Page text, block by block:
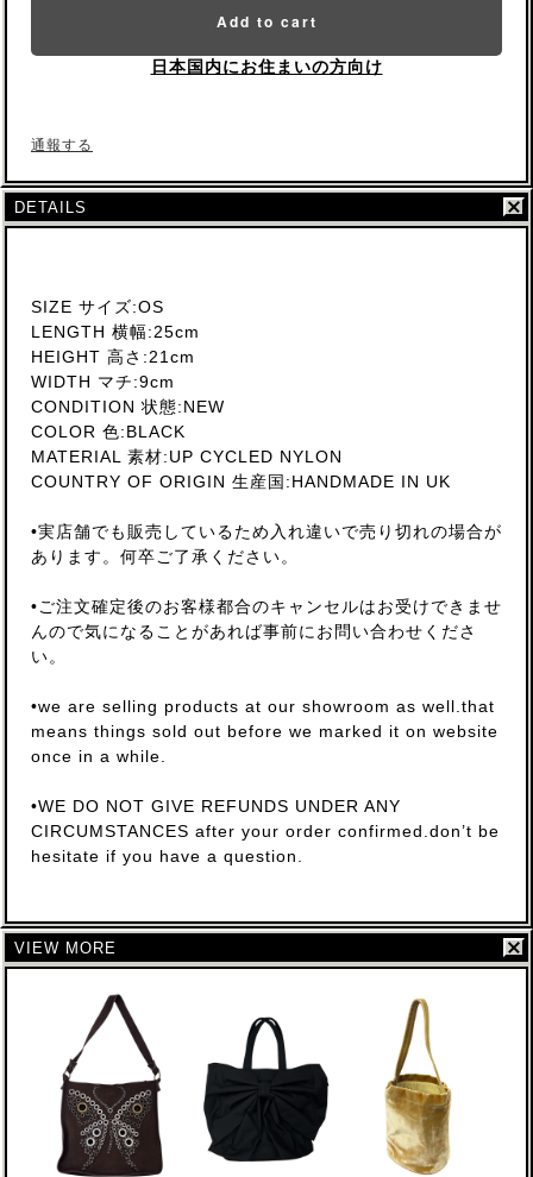
Add to cart
日本国内にお住まいの方向け
通報する
DETAILS
SIZE サイズ:OS
LENGTH 横幅:25cm
HEIGHT 高さ:21cm
WIDTH マチ:9cm
CONDITION 状態:NEW
COLOR 色:BLACK
MATERIAL 素材:UP CYCLED NYLON
COUNTRY OF ORIGIN 生産国:HANDMADE IN UK
•実店舗でも販売しているため入れ違いで売り切れの場合が
あります。何卒ご了承ください。
•ご注文確定後のお客様都合のキャンセルはお受けできませ
んので気になることがあれば事前にお問い合わせくださ
い。
•we are selling products at our showroom as well.that
means things sold out before we marked it on website
once in a while.
•WE DO NOT GIVE REFUNDS UNDER ANY
CIRCUMSTANCES after your order confirmed.don’t be
hesitate if you have a question.
VIEW MORE